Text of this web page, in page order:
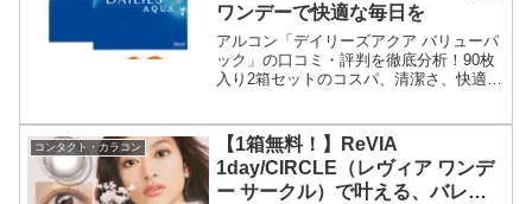
ワンデーで快適な毎日を
アルコン「デイリーズアクア バリューパ
ック」の口コミ・評判を徹底分析！90枚
入り2箱セットのコスパ、清潔さ、快適な
載。
コンタクト・カラコン
【1箱無料！】ReVIA
1day/CIRCLE（レヴィア ワンデ
ー サークル）で叶える、バレな